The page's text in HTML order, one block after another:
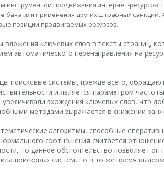
инструментом продвижения интернет-ресурсов.
или применения других штрафных санкций.
позиции продвигаемых ресурсов.
ключевых слов в тексты страниц,
автоматического перенаправления на
поисковые системы, прежде всего,
и является параметром
вхождения ключевых слов, что
методами выражается в снижении
алгоритмы, способные
соотношения считается
то данное обстоятельство позволяет
поисковых систем, но в то же время